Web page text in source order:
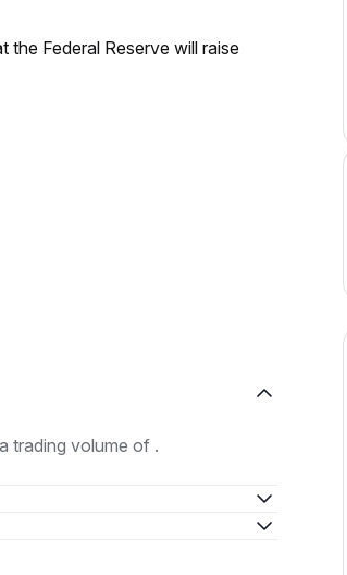
Federal Reserve will raise
trading volume of .